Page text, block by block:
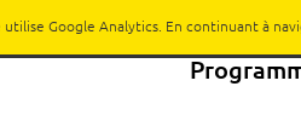
utilise Google Analytics. En continuant à